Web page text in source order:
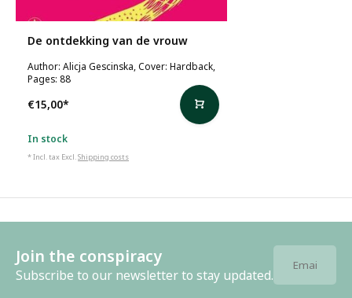
De ontdekking van de vrouw
Author: Alicja Gescinska, Cover: Hardback,
Pages: 88
€15,00*
In stock
* Incl. tax Excl.Shipping costs
Join the conspiracy
Subscribe to our newsletter to stay updated.